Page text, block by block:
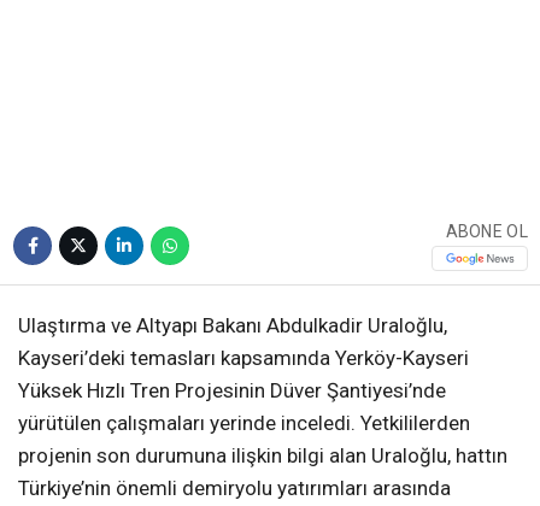
ABONE OL
Ulaştırma ve Altyapı Bakanı Abdulkadir Uraloğlu,
Kayseri’deki temasları kapsamında Yerköy-Kayseri
Yüksek Hızlı Tren Projesinin Düver Şantiyesi’nde
yürütülen çalışmaları yerinde inceledi. Yetkililerden
projenin son durumuna ilişkin bilgi alan Uraloğlu, hattın
Türkiye’nin önemli demiryolu yatırımları arasında